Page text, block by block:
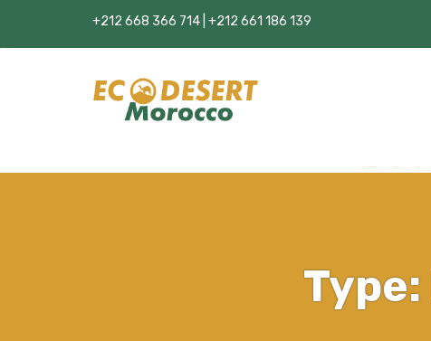
+212 668 366 714 | +212 661 186 139
Type: